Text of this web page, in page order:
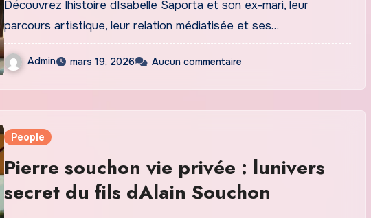
Découvrez lhistoire dIsabelle Saporta et son ex-mari, leur
parcours artistique, leur relation médiatisée et ses…
Admin mars 19, 2026 Aucun commentaire
People
Pierre souchon vie privée : lunivers
secret du fils dAlain Souchon